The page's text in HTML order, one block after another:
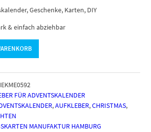
Geschenke, Karten, DIY
& einfach abziehbar
FÜR ADVENTSKALENDER
,AUFKLEBER,CHRISTMAS,
MANUFAKTUR HAMBURG